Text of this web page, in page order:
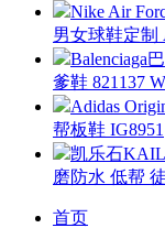
Nike Air
男女球鞋定制
Balenciaga
爹鞋 821137
Adidas
帮板鞋 IG8951
凯乐石
磨防水 低帮
首页